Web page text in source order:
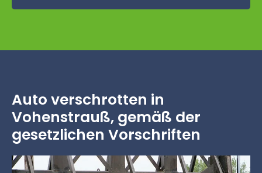
Auto verschrotten in
Vohenstrauß, gemäß der
gesetzlichen Vorschriften